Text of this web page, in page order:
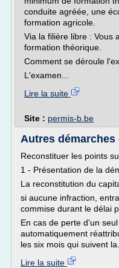
conduite agréée, une
formation agricole.
Via la filière libre : Vous
formation théorique.
Comment se déroule
L'examen...
Lire la suite
Site : permis-b.be
Autres démarches
Reconstituer les points
1 - Présentation de la
La reconstitution du
si aucune infraction,
commise durant le délai
En cas de perte d'un
automatiquement
les six mois qui suivent la...
Lire la suite